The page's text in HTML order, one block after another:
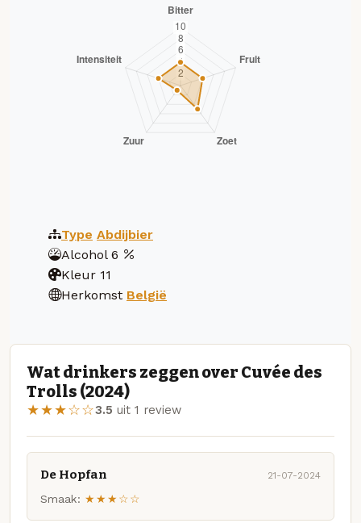
Type Abdijbier
Alcohol 6
Kleur 11
Herkomst België
Wat drinkers zeggen over Cuvée des
Trolls (2024)
★★★☆☆3.5 uit 1 review
De Hopfan 21-07-2024
Smaak: ★★★☆☆